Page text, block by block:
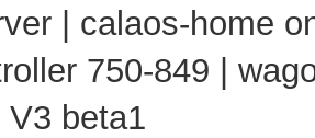
| calaos-home
750-849 |
beta1